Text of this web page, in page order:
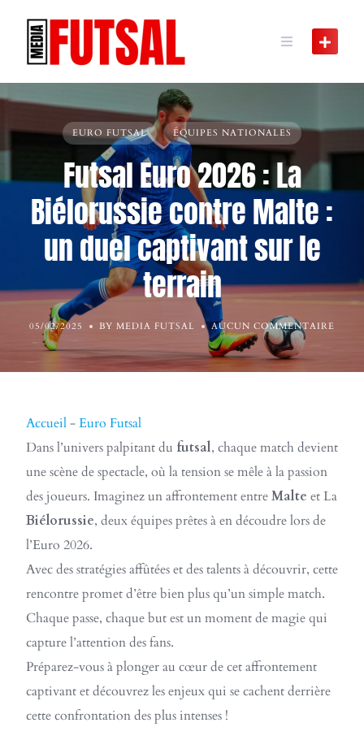
content
EURO FUTSAL ÉQUIPES NATIONALES
Futsal Euro 2026 : La
Biélorussie contre Malte :
un duel captivant sur le
terrain
05/02/2025 BY MEDIA FUTSAL AUCUN COMMENTAIRE
Accueil-Euro Futsal
Dans l’univers palpitant du futsal, chaque match devient
une scène de spectacle, où la tension se mêle à la passion
des joueurs. Imaginez un affrontement entreMalte et La
Biélorussie, deux équipes prêtes à en découdre lors de
l’Euro 2026.
Avec des stratégies affûtées et des talents à découvrir, cette
rencontre promet d’être bien plus qu’un simple match.
Chaque passe, chaque but est un moment de magie qui
capture l’attention des fans.
Préparez-vous à plonger au cœur de cet affrontement
captivant et découvrez les enjeux qui se cachent derrière
cette confrontation des plus intenses !